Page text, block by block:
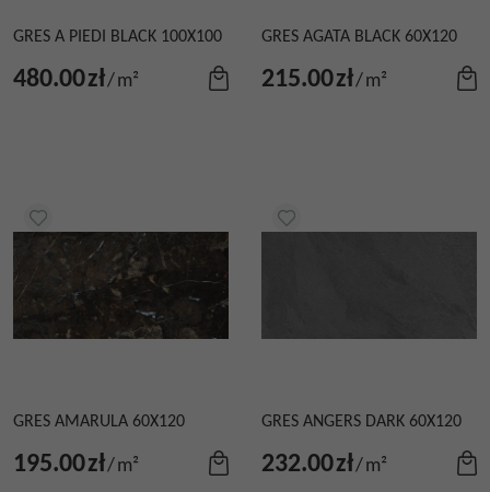
GRES A PIEDI BLACK 100X100
480.00zł/m²
GRES AGATA BLACK 60X120
215.00zł/m²
GRES AMARULA 60X120
195.00zł/m²
GRES ANGERS DARK 60X120
232.00zł/m²